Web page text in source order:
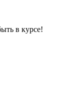
в курсе!